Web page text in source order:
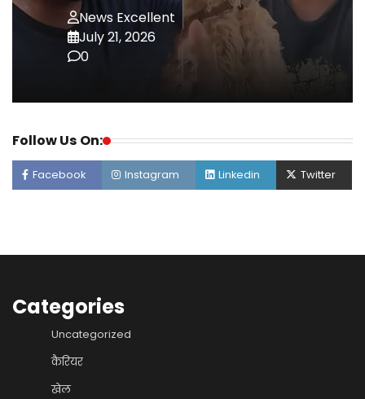
News Excellent
July 21, 2026
0
Follow Us On:
Facebook Instagram Linkedin Twitter
Categories
Uncategorized
कैरियर
खेल